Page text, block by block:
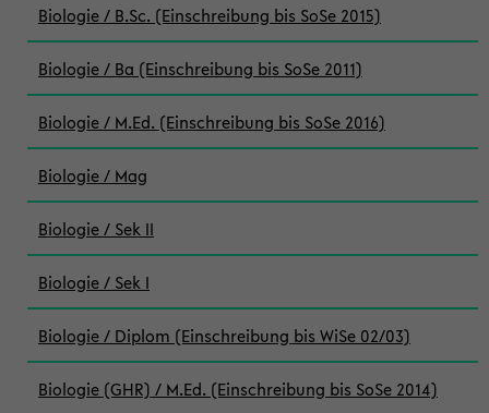
Biologie / B.Sc. (Einschreibung bis SoSe 2015)
Biologie / Ba (Einschreibung bis SoSe 2011)
Biologie / M.Ed. (Einschreibung bis SoSe 2016)
Biologie / Mag
Biologie / Sek II
Biologie / Sek I
Biologie / Diplom (Einschreibung bis WiSe 02/03)
Biologie (GHR) / M.Ed. (Einschreibung bis SoSe 2014)